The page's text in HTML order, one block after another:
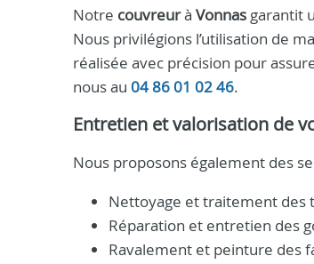
Notre couvreurà Vonnas garantit
Nous privilégions l’utilisation de
réalisée avec précision pour
nous au 04 86 01 02 46.
Entretien et valorisation de
Nous proposons également des
Nettoyage et traitement des
Réparation et entretien des
Ravalement et peinture des